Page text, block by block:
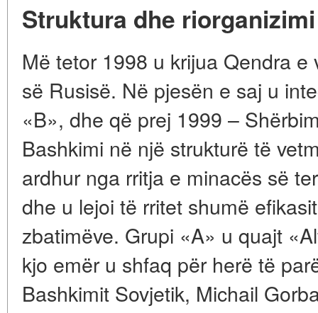
Struktura dhe riorganizimi
Më tetor 1998 u krijua Qendra
së Rusisë. Në pjesën e saj u
«B», dhe që prej 1999 –
Bashkimi në një strukturë të
ardhur nga rritja e minacës së
dhe u lejoi të rritet shumë
zbatimëve. Grupi «A» u quajt
kjo emër u shfaq për herë të
Bashkimit Sovjetik, Michail